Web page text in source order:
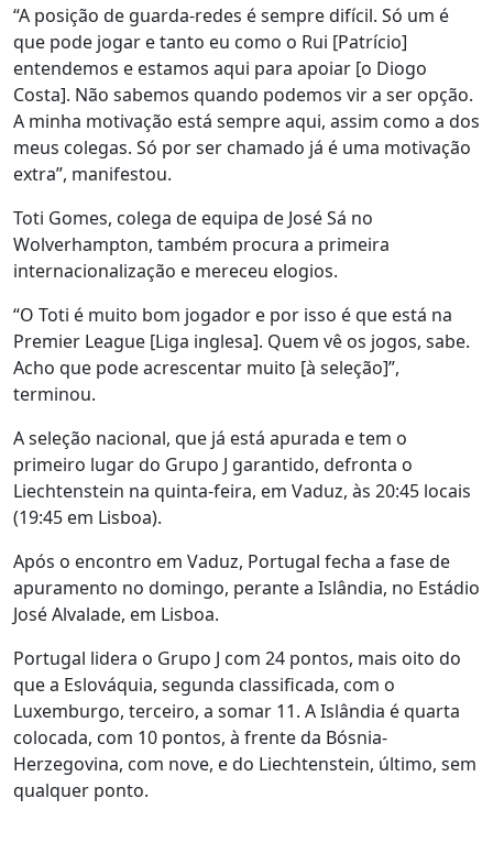
“A posição de guarda-redes é sempre difícil. Só um é
que pode jogar e tanto eu como o Rui [Patrício]
entendemos e estamos aqui para apoiar [o Diogo
Costa]. Não sabemos quando podemos vir a ser opção.
A minha motivação está sempre aqui, assim como a dos
meus colegas. Só por ser chamado já é uma motivação
extra”, manifestou.
Toti Gomes, colega de equipa de José Sá no
Wolverhampton, também procura a primeira
internacionalização e mereceu elogios.
“O Toti é muito bom jogador e por isso é que está na
Premier League [Liga inglesa]. Quem vê os jogos, sabe.
Acho que pode acrescentar muito [à seleção]”,
terminou.
A seleção nacional, que já está apurada e tem o
primeiro lugar do Grupo J garantido, defronta o
Liechtenstein na quinta-feira, em Vaduz, às 20:45 locais
(19:45 em Lisboa).
Após o encontro em Vaduz, Portugal fecha a fase de
apuramento no domingo, perante a Islândia, no Estádio
José Alvalade, em Lisboa.
Portugal lidera o Grupo J com 24 pontos, mais oito do
que a Eslováquia, segunda classificada, com o
Luxemburgo, terceiro, a somar 11. A Islândia é quarta
colocada, com 10 pontos, à frente da Bósnia-
Herzegovina, com nove, e do Liechtenstein, último, sem
qualquer ponto.